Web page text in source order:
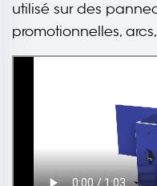
utilisé sur des
promotionnelles,